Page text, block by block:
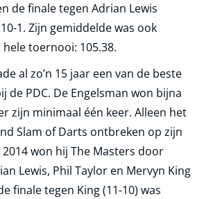
de finale tegen Adrian Lewis
1. Zijn gemiddelde was ook
toernooi: 105.38.
al zo’n 15 jaar een van de beste
de PDC. De Engelsman won bijna
zijn minimaal één keer. Alleen het
Slam of Darts ontbreken op zijn
won hij The Masters door
Lewis, Phil Taylor en Mervyn King
finale tegen King (11-10) was